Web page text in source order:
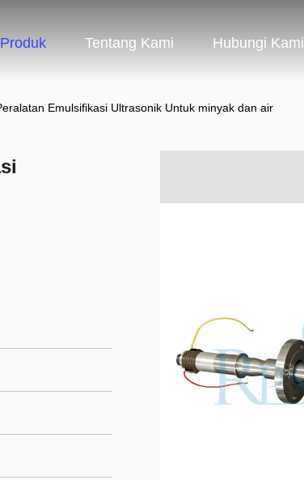
Produk Tentang Kami Hubungi Kami
Emulsifikasi Ultrasonik Untuk minyak dan air